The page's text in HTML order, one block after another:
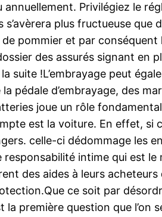
Privilégiez le
plus fructueuse
pommier et par
des assurés signant en
suite !L’embrayage peut
pédale d’embrayage, des
joue un rôle
est la voiture. En effet,
celle-ci dédommage les
intime qui est
des aides à leurs
ce soit par
première question que